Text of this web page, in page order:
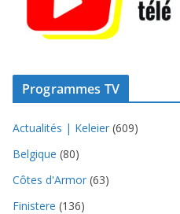
Programmes TV
Actualités | Keleier (609)
Belgique (80)
Côtes d'Armor (63)
Finistere (136)